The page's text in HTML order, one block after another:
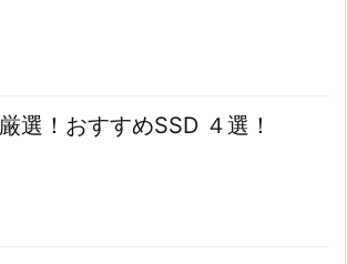
厳選！おすすめSSD ４選！